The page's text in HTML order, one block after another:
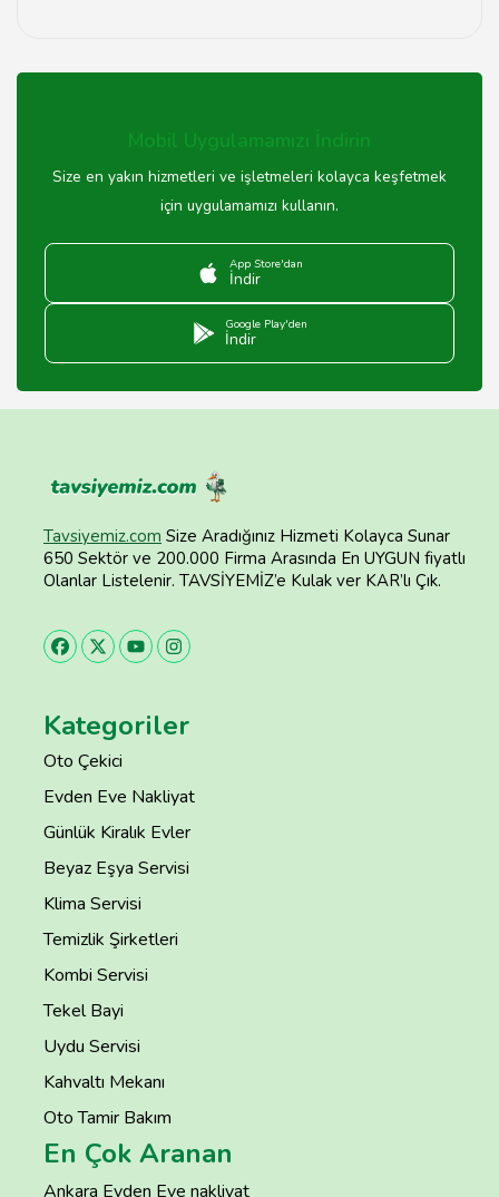
Tavsiyemiz üzerinden yer alan iletişim bilgilerini
Mobil Uygulamamızı İndirin
Size en yakın hizmetleri ve işletmeleri kolayca keşfetmek
için uygulamamızı kullanın.
App Store'dan
İndir
Google Play'den
İndir
Tavsiyemiz.com Size Aradığınız Hizmeti Kolayca Sunar
650 Sektör ve 200.000 Firma Arasında En UYGUN fiyatlı
Olanlar Listelenir. TAVSİYEMİZ’e Kulak ver KAR’lı Çık.
Kategoriler
Oto Çekici
Evden Eve Nakliyat
Günlük Kiralık Evler
Beyaz Eşya Servisi
Klima Servisi
Temizlik Şirketleri
Kombi Servisi
Tekel Bayi
Uydu Servisi
Kahvaltı Mekanı
Oto Tamir Bakım
En Çok Aranan
Ankara Evden Eve nakliyat